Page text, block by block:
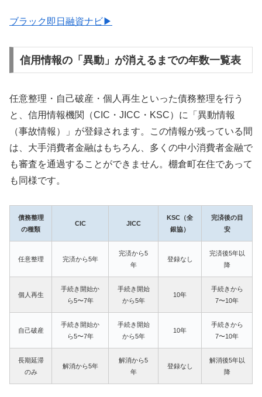
ブラック即日融資ナビ▶
信用情報の「異動」が消えるまでの年数一覧表
任意整理・自己破産・個人再生といった債務整理を行う
と、信用情報機関（CIC・JICC・KSC）に「異動情報
（事故情報）」が登録されます。この情報が残っている間
は、大手消費者金融はもちろん、多くの中小消費者金融で
も審査を通過することができません。棚倉町在住であって
も同様です。
債務整理
の種類
CIC JICC
KSC（全
銀協）
完済後の目
安
任意整理 完済から5年
完済から5
年
登録なし
完済後5年以
降
個人再生
手続き開始か
ら5〜7年
手続き開始
から5年
10年
手続きから
7〜10年
自己破産
手続き開始か
ら5〜7年
手続き開始
から5年
10年
手続きから
7〜10年
長期延滞
のみ
解消から5年
解消から5
年
登録なし
解消後5年以
降